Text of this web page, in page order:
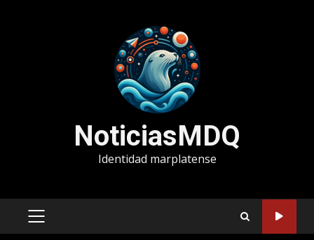
NoticiasMDQ
Identidad marplatense
MENÚ